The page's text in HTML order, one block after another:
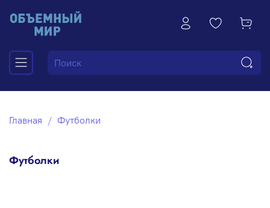
Главная Футболки
Футболки